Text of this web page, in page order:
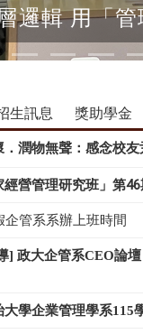
邏輯 用「
生訊息 獎助學金
．潤物無聲： 感念校友
經營管理研究班」第
企管系系辦上班時間
] 政大企管系CEO論
大學企業管理學系115